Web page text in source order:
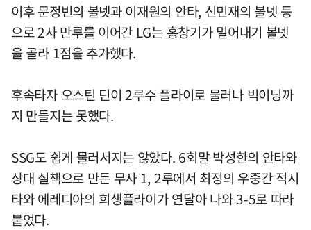
이후 문정빈의 볼넷과 이재원의 안타, 신민재의 볼넷 등
으로 2사 만루를 이어간 LG는 홍창기가 밀어내기 볼넷
을 골라 1점을 추가했다.
후속타자 오스틴 딘이 2루수 플라이로 물러나 빅이닝까
지 만들지는 못했다.
SSG도 쉽게 물러서지는 않았다. 6회말 박성한의 안타와
상대 실책으로 만든 무사 1, 2루에서 최정의 우중간 적시
타와 에레디아의 희생플라이가 연달아 나와 3-5로 따라
붙었다.